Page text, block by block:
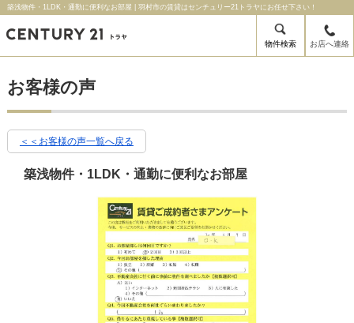
築浅物件・1LDK・通勤に便利なお部屋 | 羽村市の賃貸はセンチュリー21トラヤにお任せ下さい！
物件検索 お店へ連絡
お客様の声
＜＜お客様の声一覧へ戻る
築浅物件・1LDK・通勤に便利なお部屋